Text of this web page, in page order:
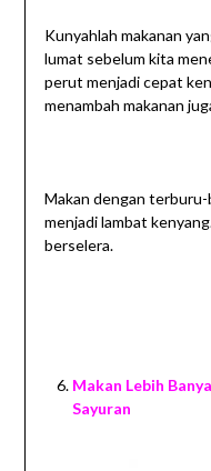
Kunyahlah makanan
lumat sebelum kita
perut menjadi cepat
menambah makanan
Makan dengan
menjadi lambat
berselera.
Makan Lebih
Sayuran